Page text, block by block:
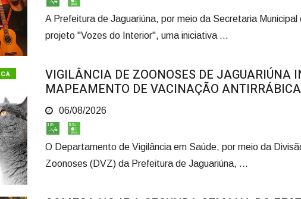
A Prefeitura de Jaguariúna, por meio da Secretaria
projeto "Vozes do Interior", uma iniciativa ...
VIGILÂNCIA DE ZOONOSES DE JAGUARIÚNA
MAPEAMENTO DE VACINAÇÃO ANTIRRÁBICA
06/08/2026
O Departamento de Vigilância em Saúde, por meio da
Zoonoses (DVZ) da Prefeitura de Jaguariúna, ...